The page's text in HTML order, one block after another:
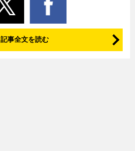
記事全文を読む